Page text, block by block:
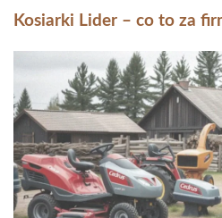
Kosiarki Lider – co to za